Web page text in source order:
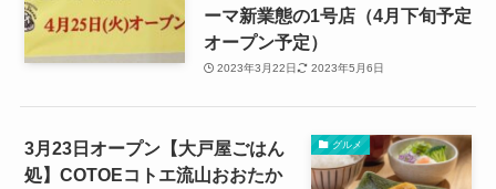
ーマ新業態の1号店（4月下旬予定
オープン予定）
2023年3月22日 2023年5月6日
グルメ
3月23日オープン【大戸屋ごはん
処】COTOEコトエ流山おおたか